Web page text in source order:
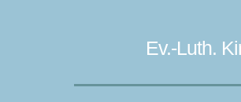
Ev.-Luth.